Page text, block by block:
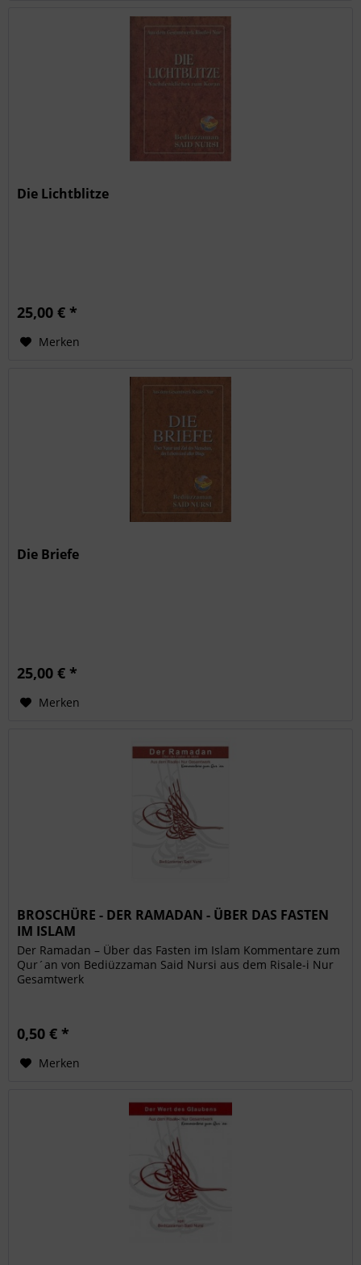
Die Lichtblitze
25,00 € *
Merken
Die Briefe
25,00 € *
Merken
BROSCHÜRE - DER RAMADAN - ÜBER DAS FASTEN
IM ISLAM
Der Ramadan – Über das Fasten im Islam Kommentare zum
Qur´an von Bediüzzaman Said Nursi aus dem Risale-i Nur
Gesamtwerk
0,50 € *
Merken